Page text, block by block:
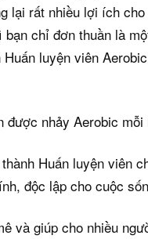
lại rất nhiều lợi ích
chỉ đơn thuần là
luyện viên
được nhảy Aerobic
Huấn luyện viên
độc lập cho cuộc
và giúp cho nhiều